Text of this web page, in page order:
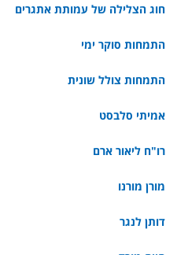
חוג הצלילה של עמותת אתגרים
התמחות סוקר ימי
התמחות צולל שונית
אמיתי סלבסט
רו"ח ליאור ארם
מורן מורנו
דותן לנגר